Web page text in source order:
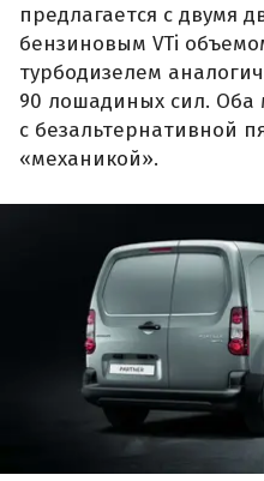
предлагается с двумя
бензиновым VTi
турбодизелем
90 лошадиных сил. Оба
с безальтернативной
«механикой».